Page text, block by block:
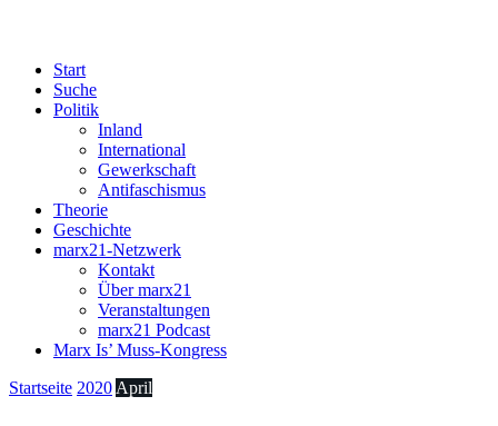
Start
Suche
Politik
Inland
International
Gewerkschaft
Antifaschismus
Theorie
Geschichte
marx21-Netzwerk
Kontakt
Über marx21
Veranstaltungen
marx21 Podcast
Marx Is’ Muss-Kongress
Startseite 2020 April